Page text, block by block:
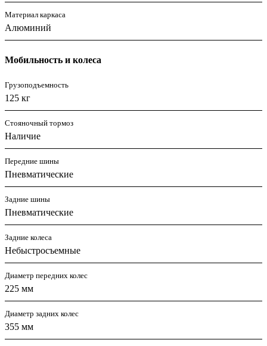
Материал каркаса
Алюминий
Мобильность и колеса
Грузоподъемность
125 кг
Стояночный тормоз
Наличие
Передние шины
Пневматические
Задние шины
Пневматические
Задние колеса
Небыстросъемные
Диаметр передних колес
225 мм
Диаметр задних колес
355 мм